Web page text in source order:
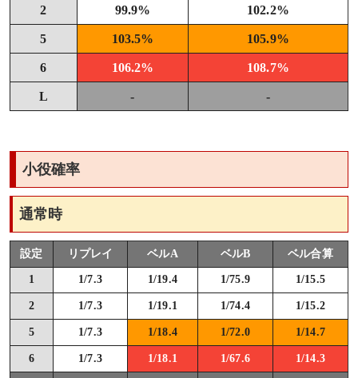
2 99.9% 102.2%
5 103.5% 105.9%
6 106.2% 108.7%
L - -
小役確率
通常時
設定 リプレイ ベルA ベルB ベル合算
1 1/7.3 1/19.4 1/75.9 1/15.5
2 1/7.3 1/19.1 1/74.4 1/15.2
5 1/7.3 1/18.4 1/72.0 1/14.7
6 1/7.3 1/18.1 1/67.6 1/14.3